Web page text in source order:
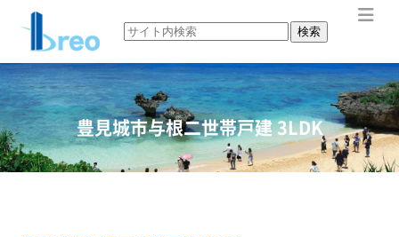
豊見城市与根二世帯戸建 3LDK